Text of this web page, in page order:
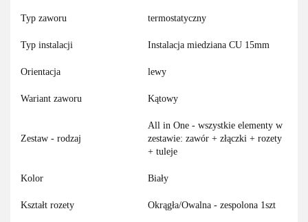
Typ zaworu termostatyczny
Typ instalacji Instalacja miedziana CU 15mm
Orientacja lewy
Wariant zaworu Kątowy
Zestaw - rodzaj
All in One - wszystkie elementy w
zestawie: zawór + złączki + rozety
+ tuleje
Kolor Biały
Kształt rozety Okrągła/Owalna - zespolona 1szt